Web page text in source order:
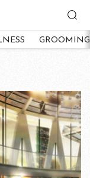
GROOMING